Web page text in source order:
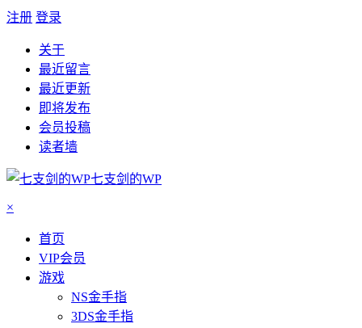
注册 登录
关于
最近留言
最近更新
即将发布
会员投稿
读者墙
七支剑的WP
×
首页
VIP会员
游戏
NS金手指
3DS金手指